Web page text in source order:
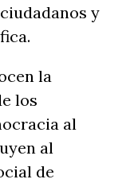
y
la
los
al
al
de